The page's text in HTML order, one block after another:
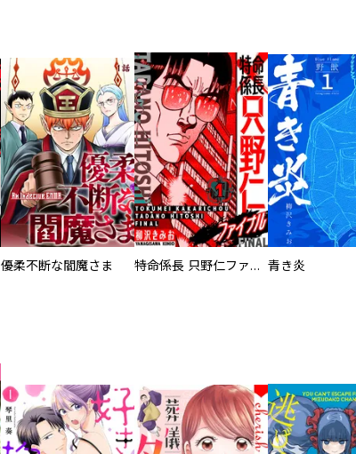
優柔不断な閻魔さま 特命係長 只野仁ファイナル 愛蔵版 青き炎